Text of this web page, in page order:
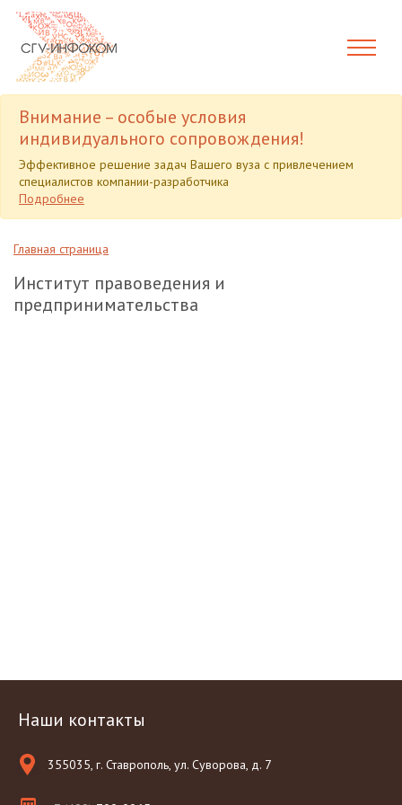
Внимание – особые условия
индивидуального сопровождения!
Эффективное решение задач Вашего вуза с привлечением
специалистов компании-разработчика
Подробнее
Главная страница
Институт правоведения и
предпринимательства
Наши контакты
355035, г. Ставрополь, ул. Суворова, д. 7